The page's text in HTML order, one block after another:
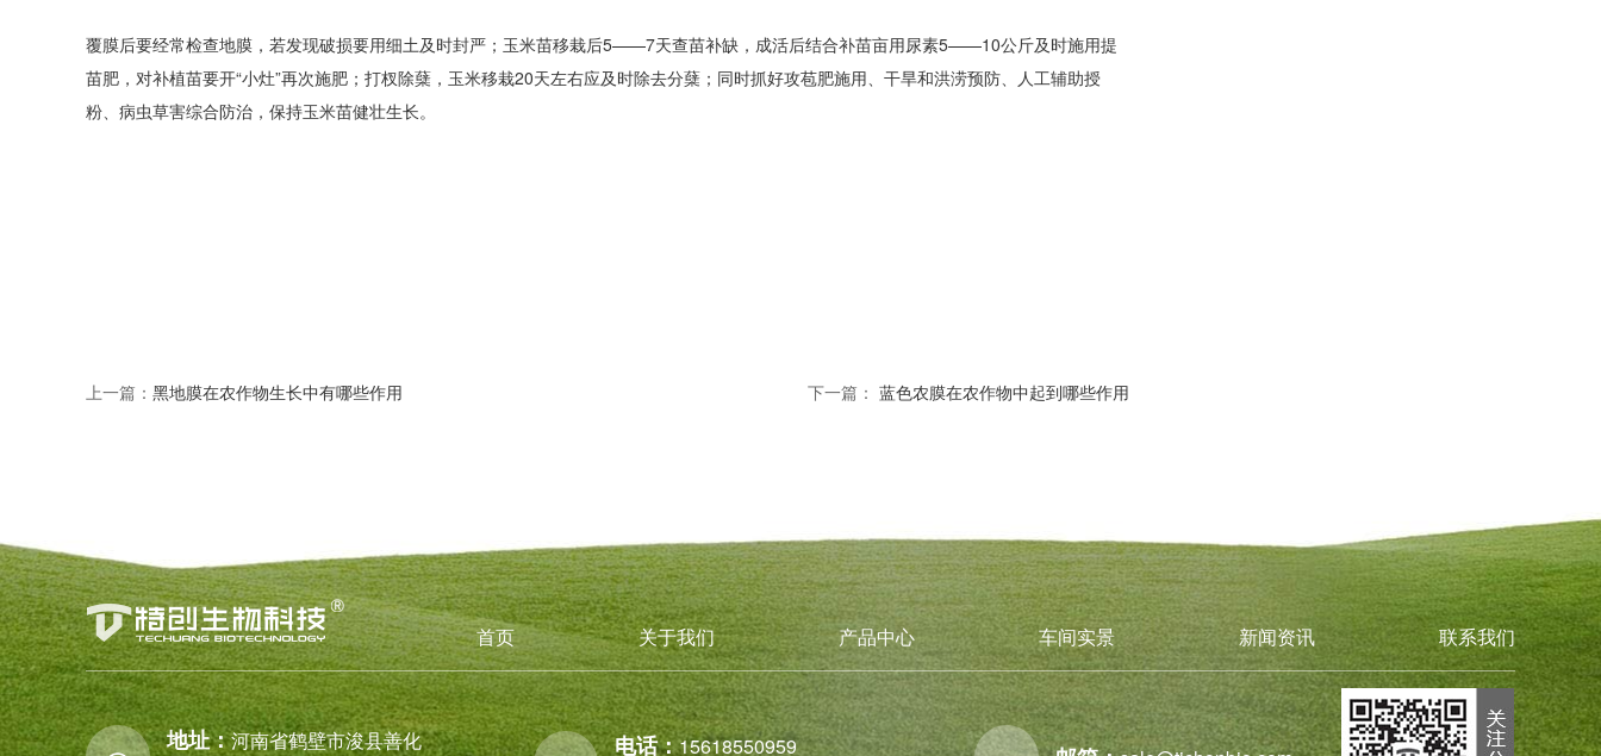
覆膜后要经常检查地膜，若发现破损要用细土及时封严；玉米苗移栽后5——7天查苗补缺，成活后结合补苗亩用尿素5——10公斤及时施用提
苗肥，对补植苗要开“小灶”再次施肥；打杈除蘖，玉米移栽20天左右应及时除去分蘖；同时抓好攻苞肥施用、干旱和洪涝预防、人工辅助授
粉、病虫草害综合防治，保持玉米苗健壮生长。
上一篇： 黑地膜在农作物生长中有哪些作用 下一篇： 蓝色农膜在农作物中起到哪些作用
首页 关于我们 产品中心 车间实景 新闻资讯 联系我们
地址：河南省鹤壁市浚县善化
电话：15618550959